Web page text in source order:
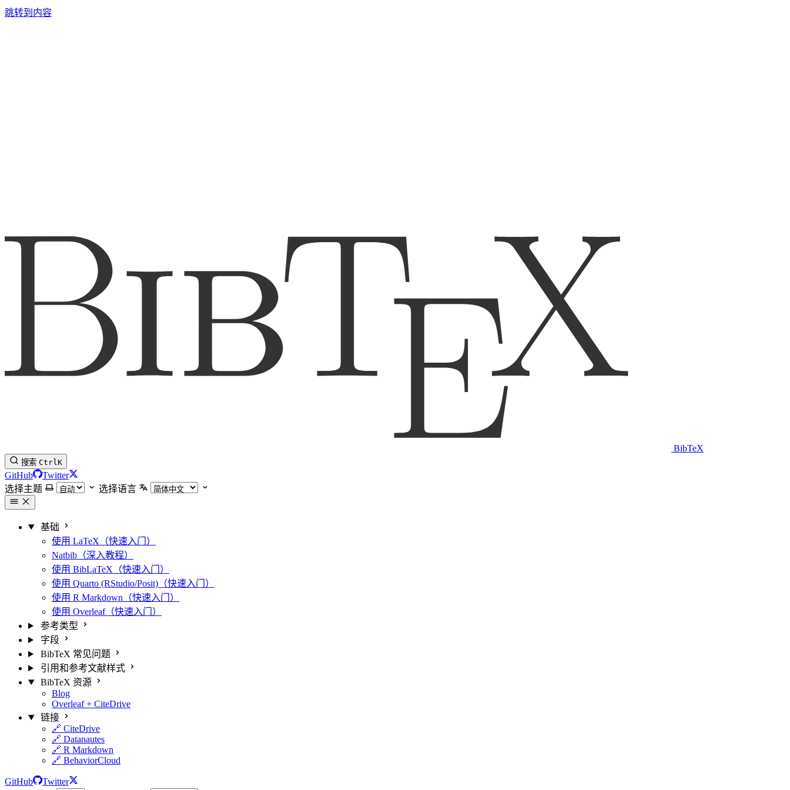
跳转到内容
BibTeX
搜索 CtrlK
GitHub
Twitter
选择主题
选择语言
基础
使用 LaTeX（快速入门）
Natbib（深入教程）
使用 BibLaTeX（快速入门）
使用 Quarto (RStudio/Posit)（快速入门）
使用 R Markdown（快速入门）
使用 Overleaf（快速入门）
参考类型
字段
BibTeX 常见问题
引用和参考文献样式
BibTeX 资源
Blog
Overleaf + CiteDrive
链接
🔗 CiteDrive
🔗 Datanautes
🔗 R Markdown
🔗 BehaviorCloud
GitHub Twitter